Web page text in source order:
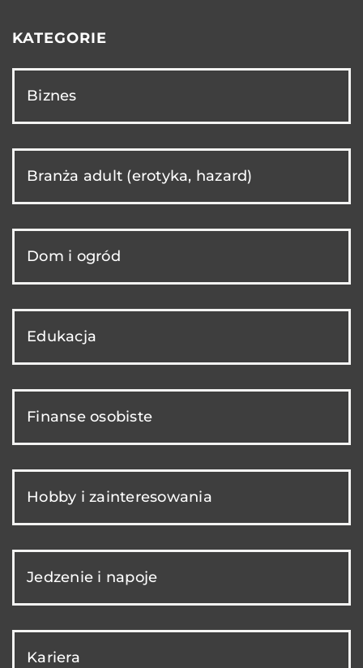
KATEGORIE
Biznes
Branża adult (erotyka, hazard)
Dom i ogród
Edukacja
Finanse osobiste
Hobby i zainteresowania
Jedzenie i napoje
Kariera